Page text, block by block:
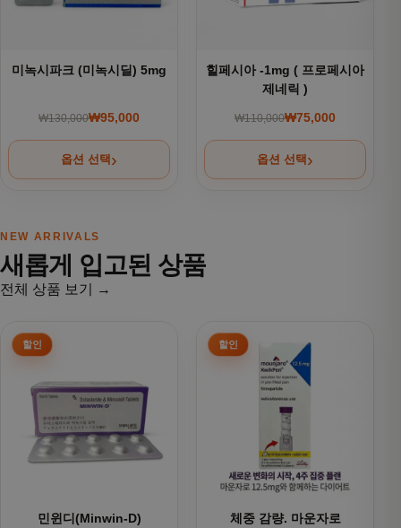
미녹시파크 (미녹시딜) 5mg
₩130,000원래 가격: ₩130,000.
₩95,000
현재 가격: ₩95,000.
옵션 선택
힐페시아 -1mg ( 프로페시아
제네릭 )
₩110,000원래 가격:
₩75,000
현재 가격: ₩75,000.
옵션 선택
NEW ARRIVALS
새롭게 입고된 상품
전체 상품 보기 →
민윈디(Minwin-D)
여러 상품 옵션이 이 상품에 있습니다. 상품 페이지에서 옵션
체중 감량. 마운자로